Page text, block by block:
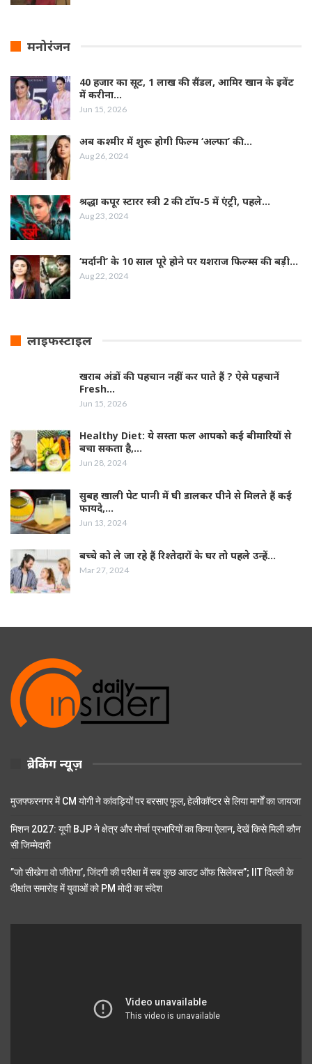
मनोरंजन
40 हजार का सूट, 1 लाख की सैंडल, आमिर खान के इवेंट
में करीना…
Jun 15, 2026
अब कश्मीर में शुरू होगी फिल्‍म ‘अल्फा’ की…
Aug 26, 2024
श्रद्धा कपूर स्‍टारर स्‍त्री 2 की टॉप-5 में एंट्री, पहले…
Aug 23, 2024
‘मर्दानी’ के 10 साल पूरे होने पर यशराज फिल्‍म्‍स की बड़ी…
Aug 22, 2024
लाइफस्टाइल
खराब अंडों की पहचान नहीं कर पाते हैं ? ऐसे पहचानें
Fresh…
Jun 15, 2026
Healthy Diet: ये सस्ता फल आपको कई बीमारियों से
बचा सकता है,…
Jun 28, 2024
सुबह खाली पेट पानी में घी डालकर पीने से मिलते हैं कई
फायदे,…
Jun 13, 2024
बच्चे को ले जा रहे हैं रिश्तेदारों के घर तो पहले उन्हें…
Mar 27, 2024
ब्रेकिंग न्यूज़
मुजफ्फरनगर में CM योगी ने कांवड़ियों पर बरसाए फूल, हेलीकॉप्टर से लिया मार्गों का जायजा
मिशन 2027: यूपी BJP ने क्षेत्र और मोर्चा प्रभारियों का किया ऐलान, देखें किसे मिली कौन
सी जिम्मेदारी
”जो सीखेगा वो जीतेगा’, जिंदगी की परीक्षा में सब कुछ आउट ऑफ सिलेबस”; IIT दिल्ली के
दीक्षांत समारोह में युवाओं को PM मोदी का संदेश